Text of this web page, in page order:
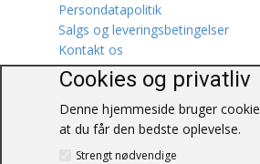
Mad
Musik
Mytologi / Sagn / Sagaer
Persondatapolitik
Salgs og leveringsbetingelser
Kontakt os
BogJensen.dk
Blåkærvej 25
Cookies og privatliv
Denne hjemmeside bruger
at du får den bedste oplevelse.
Strengt nødvendige